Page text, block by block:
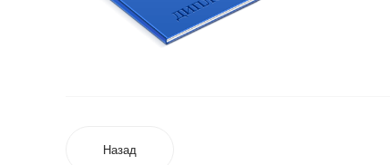
Назад